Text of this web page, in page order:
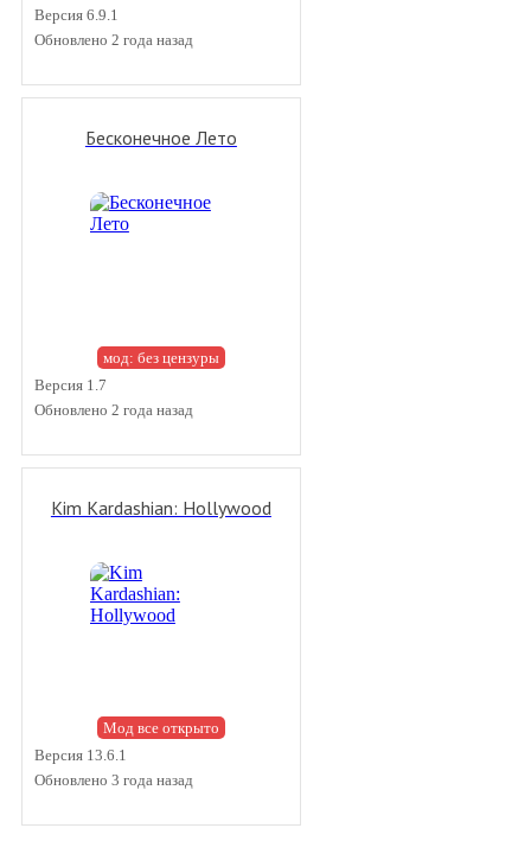
Версия 6.9.1
Обновлено 2 года назад
Бесконечное Лето
мод: без цензуры
Версия 1.7
Обновлено 2 года назад
Kim Kardashian: Hollywood
Мод все открыто
Версия 13.6.1
Обновлено 3 года назад